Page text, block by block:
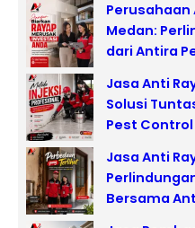
Perusahaan
Medan:
dari Antira
Jasa Anti
Solusi
Pest Control
Jasa Anti
Bersama